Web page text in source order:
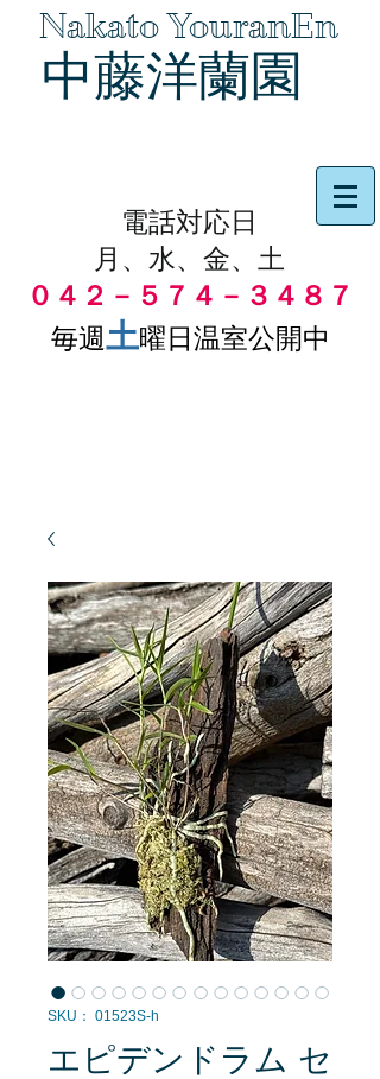
Nakato YouranEn
中藤洋蘭園
電話対応日
月、水、金、土
０４２－５７４－３４８７
毎週土曜日温室公開中
SKU： 01523S-h
エピデンドラム セ